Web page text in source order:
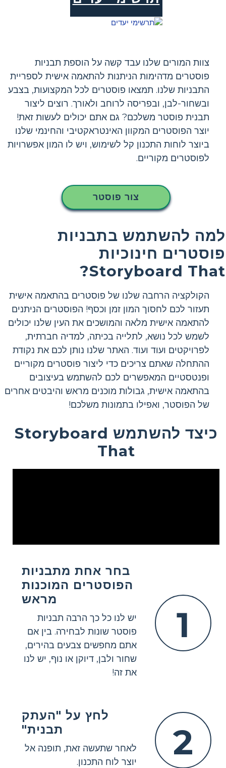
צוות המורים שלנו עבד קשה על הוספת תבניות
פוסטרים מדהימות הניתנות להתאמה אישית לספריית
התבניות שלנו. תמצאו פוסטרים לכל המקצועות, בצבע
ובשחור-לבן, ובפריסה לרוחב ולאורך. רוצים ליצור
תבנית פוסטר משלכם? גם אתם יכולים לעשות זאת!
יוצר הפוסטרים המקוון האינטראקטיבי והחינמי שלנו
ביוצר לוחות התכנון קל לשימוש, ויש לו המון אפשרויות
לפוסטרים מקוריים.
צור פוסטר
למה להשתמש בתבניות
פוסטרים חינוכיות
Storyboard That?
הקולקציה הרחבה שלנו של פוסטרים בהתאמה אישית
תעזור לכם לחסוך המון זמן וכסף! הפוסטרים הניתנים
להתאמה אישית מלאה והמושכים את העין שלנו יכולים
לשמש לכל נושא, לתלייה בכיתה, למדיה חברתית,
לפרויקטים ועוד ועוד. האתר שלנו נותן לכם את נקודת
ההתחלה שאתם צריכים כדי ליצור פוסטרים מקוריים
ופנטסטיים המאפשרים לכם להשתמש בעיצובים
בהתאמה אישית, גבולות מוכנים מראש והיבטים אחרים
של הפוסטר, ואפילו בתמונות משלכם!
כיצד להשתמש Storyboard
That
1
בחר אחת מתבניות
הפוסטרים המוכנות
מראש
יש לנו כל כך הרבה תבניות
פוסטר שונות לבחירה. בין אם
אתם מחפשים צבעים בהירים,
שחור ולבן, דיוקן או נוף, יש לנו
את זה!
2
לחץ על "העתק
תבנית"
לאחר שתעשה זאת, תופנה אל
יוצר לוח התכנון.